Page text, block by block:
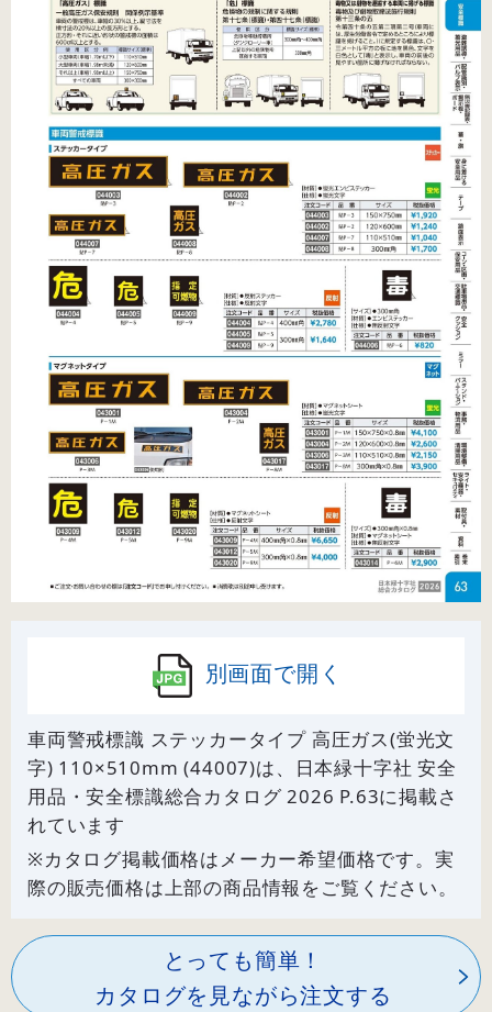
別画面で開く
車両警戒標識 ステッカータイプ 高圧ガス(蛍光文
字) 110×510mm (44007)は、日本緑十字社 安全
用品・安全標識総合カタログ 2026 P.63に掲載さ
れています
※カタログ掲載価格はメーカー希望価格です。実
際の販売価格は上部の商品情報をご覧ください。
とっても簡単！
カタログを見ながら注文する